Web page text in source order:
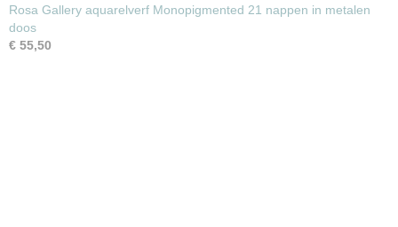
Rosa Gallery aquarelverf Monopigmented 21 nappen in metalen
doos
€ 55,50